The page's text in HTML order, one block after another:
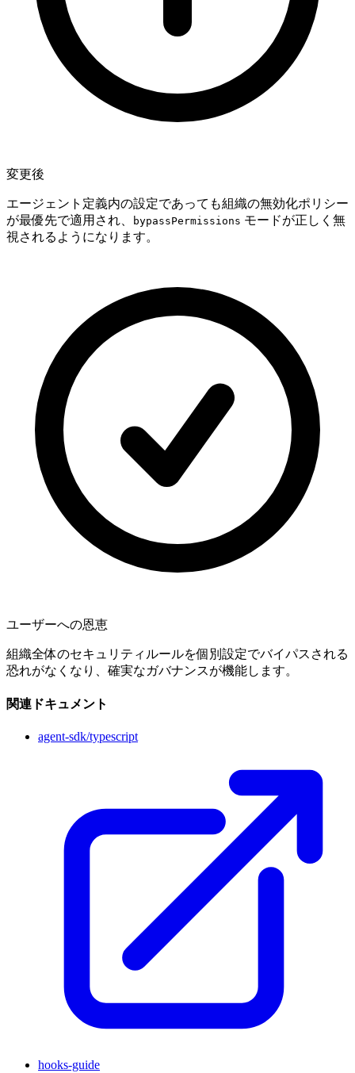
変更後
エージェント定義内の設定であっても組織の無効化ポリシー
が最優先で適用され、
bypassPermissions モードが正しく無
視されるようになります。
ユーザーへの恩恵
組織全体のセキュリティルールを個別設定でバイパスされる
恐れがなくなり、確実なガバナンスが機能します。
関連ドキュメント
agent-sdk/typescript
hooks-guide